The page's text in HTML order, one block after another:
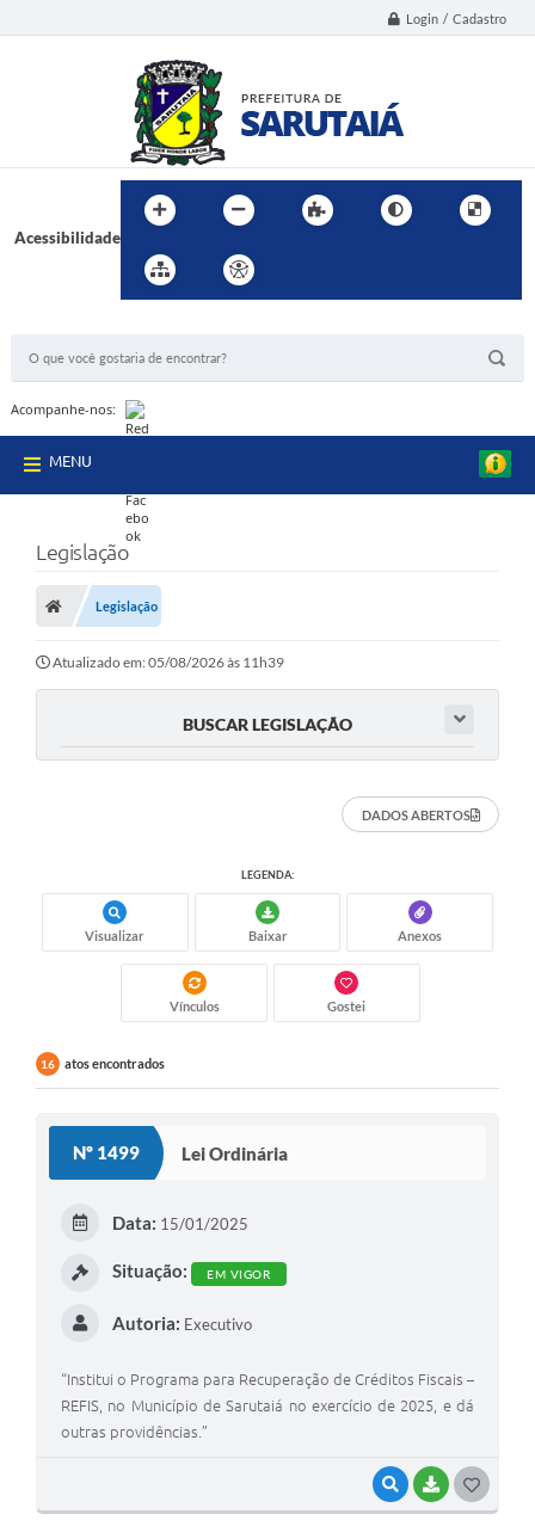
Login / Cadastro
Acessibilidade
Acompanhe-nos:
MENU
Legislação
Legislação
Atualizado em: 05/08/2026 às 11h39
BUSCAR LEGISLAÇÃO
DADOS ABERTOS
LEGENDA:
Visualizar Baixar Anexos
Vínculos Gostei
16 atos encontrados
Nº 1499 Lei Ordinária
VISUALIZAR
BAIXAR
Data: 15/01/2025
Situação: EM VIGOR
Autoria: Executivo
“Institui o Programa para Recuperação de Créditos Fiscais –
REFIS, no Município de Sarutaiá no exercício de 2025, e dá
outras providências.”